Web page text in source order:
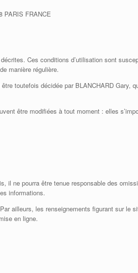
PARIS FRANCE
Ces conditions d’utilisation sont
manière régulière.
toutefois décidée par BLANCHARD Gary,
être modifiées à tout moment : elles
il ne pourra être tenue responsable des
informations.
ailleurs, les renseignements figurant sur le
en ligne.